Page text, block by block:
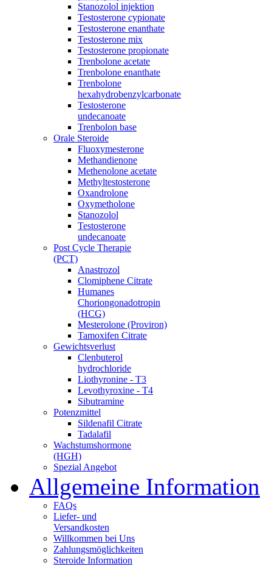
Stanozolol injektion
Testosterone cypionate
Testosterone enanthate
Testosterone mix
Testosterone propionate
Trenbolone acetate
Trenbolone enanthate
Trenbolone
hexahydrobenzylcarbonate
Testosterone
undecanoate
Trenbolon base
Orale Steroide
Fluoxymesterone
Methandienone
Methenolone acetate
Methyltestosterone
Oxandrolone
Oxymetholone
Stanozolol
Testosterone
undecanoate
Post Cycle Therapie
(PCT)
Anastrozol
Clomiphene Citrate
Humanes
Choriongonadotropin
(HCG)
Mesterolone (Proviron)
Tamoxifen Citrate
Gewichtsverlust
Clenbuterol
hydrochloride
Liothyronine - T3
Levothyroxine - T4
Sibutramine
Potenzmittel
Sildenafil Citrate
Tadalafil
Wachstumshormone
(HGH)
Spezial Angebot
Allgemeine Information
FAQs
Liefer- und
Versandkosten
Willkommen bei Uns
Zahlungsmöglichkeiten
Steroide Information